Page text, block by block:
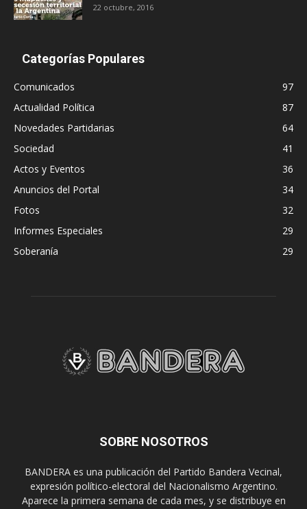
22 octubre, 2016
Categorías Populares
Comunicados
97
Actualidad Política
87
Novedades Partidarias
64
Sociedad
41
Actos y Eventos
36
Anuncios del Portal
34
Fotos
32
Informes Especiales
29
Soberanía
29
SOBRE NOSOTROS
BANDERA es una publicación del Partido Bandera Vecinal,
expresión político-electoral del Nacionalismo Argentino.
Aparece la primera semana de cada mes, y se distribuye en